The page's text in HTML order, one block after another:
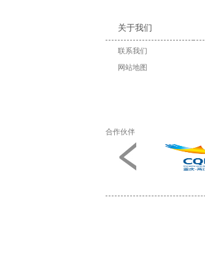
关于我们
联系我们
网站地图
合作伙伴